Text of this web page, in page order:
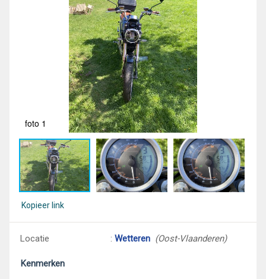
foto 1
Kopieer link
Locatie : Wetteren (Oost-Vlaanderen)
Kenmerken